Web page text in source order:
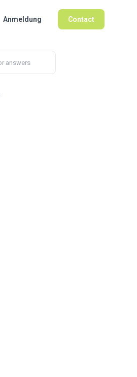
Anmeldung Contact